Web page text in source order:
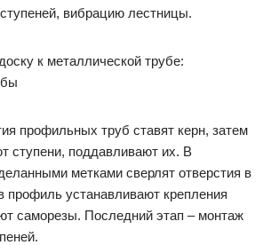
вибрацию лестницы.
профильных труб ставят керн, затем
ступени, поддавливают их. В
метками сверлят отверстия в
профиль устанавливают крепления
саморезы. Последний этап – монтаж